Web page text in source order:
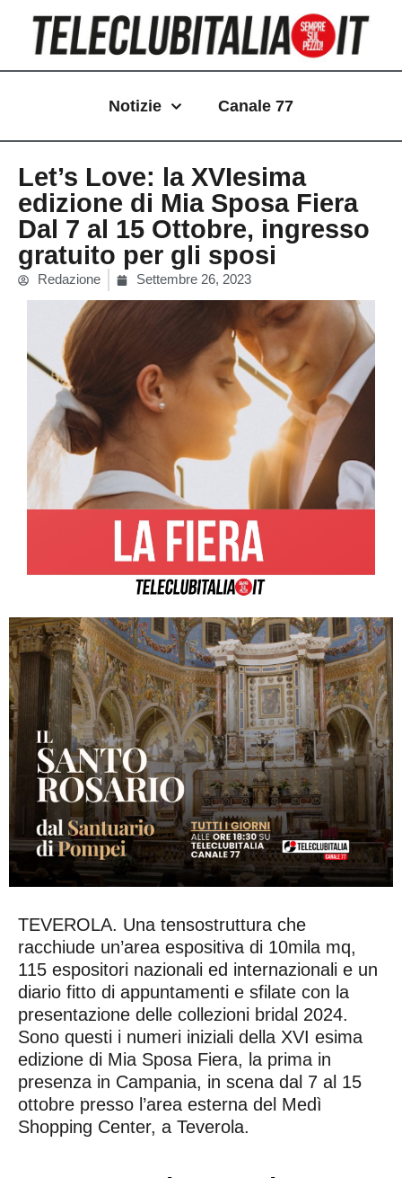
contenuto
Notizie Canale 77
Let’s Love: la XVIesima
edizione di Mia Sposa Fiera
Dal 7 al 15 Ottobre, ingresso
gratuito per gli sposi
Redazione Settembre 26, 2023
TEVEROLA. Una tensostruttura che
racchiude un’area espositiva di 10mila mq,
115 espositori nazionali ed internazionali e un
diario fitto di appuntamenti e sfilate con la
presentazione delle collezioni bridal 2024.
Sono questi i numeri iniziali della XVI esima
edizione di Mia Sposa Fiera, la prima in
presenza in Campania, in scena dal 7 al 15
ottobre presso l’area esterna del Medì
Shopping Center, a Teverola.